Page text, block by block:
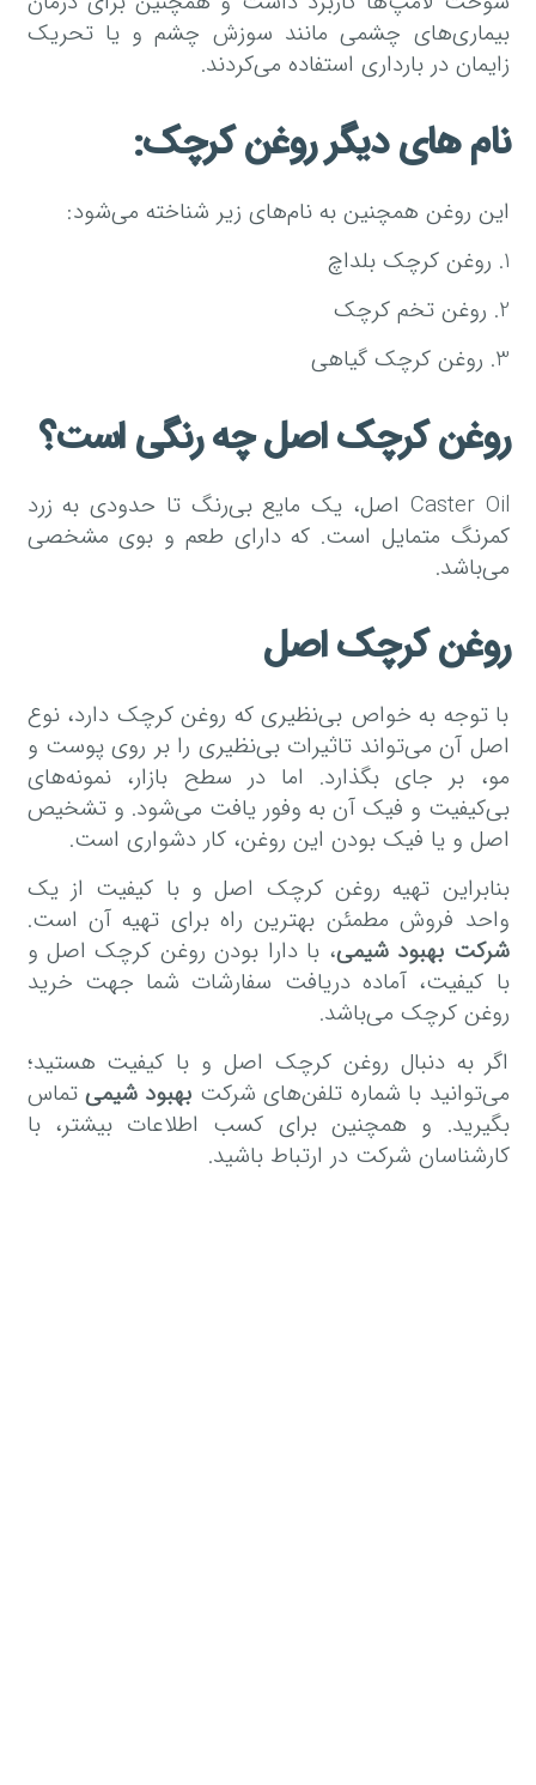
بیماری‌های چشمی مانند سوزش چشم و یا تحریک
زایمان در بارداری استفاده می‌کردند.
نام های دیگر روغن کرچک:
این روغن همچنین به نام‌های زیر شناخته می‌شود:
1. روغن کرچک بلداچ
2. روغن تخم کرچک
3. روغن کرچک گیاهی
روغن کرچک اصل چه رنگی است؟
Caster Oil اصل، یک مایع بی‌رنگ تا حدودی به زرد
کمرنگ متمایل است. که دارای طعم و بوی مشخصی
می‌باشد.
روغن کرچک اصل
با توجه به خواص بی‌نظیری که روغن کرچک دارد، نوع
اصل آن می‌تواند تاثیرات بی‌نظیری را بر روی پوست و
مو، بر جای بگذارد. اما در سطح بازار، نمونه‌های
بی‌کیفیت و فیک آن به وفور یافت می‌شود. و تشخیص
اصل و یا فیک بودن این روغن، کار دشواری است.
بنابراین تهیه روغن کرچک اصل و با کیفیت از یک
واحد فروش مطمئن بهترین راه برای تهیه آن است.
شرکت بهبود شیمی، با دارا بودن روغن کرچک اصل و
با کیفیت، آماده دریافت سفارشات شما جهت خرید
روغن کرچک می‌باشد.
اگر به دنبال روغن کرچک اصل و با کیفیت هستید؛
می‌توانید با شماره تلفن‌های شرکت بهبود شیمیتماس
بگیرید. و همچنین برای کسب اطلاعات بیشتر، با
کارشناسان شرکت در ارتباط باشید.